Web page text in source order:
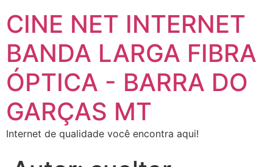
CINE NET INTERNET
BANDA LARGA FIBRA
ÓPTICA - BARRA DO
GARÇAS MT
Internet de qualidade você encontra aqui!